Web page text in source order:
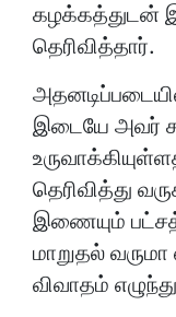
கழக்கத்துடன்
தெரிவித்தார்.
இடையே அவர்
தெரிவித்து
இணையும்
மாறுதல்
விவாதம்